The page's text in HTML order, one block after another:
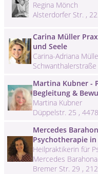
Regina Mönch
Alsterdorfer Str. ,
Carina Müller
und Seele
Carina-Adriana
Martina Kubner -
Begleitung &
Martina Kubner
Düppelstr. 25 ,
Mercedes
Psychotherapie
Heilpraktikerin für
Mercedes Barahona
Bremer Str. 29 ,